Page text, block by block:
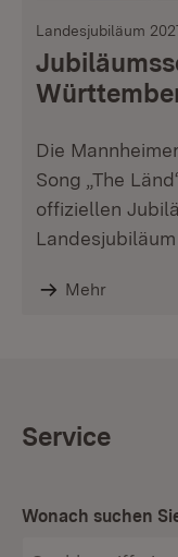
Landesjubiläum
Die
Song „The
offiziellen
Mehr
Service
Wonach suchen